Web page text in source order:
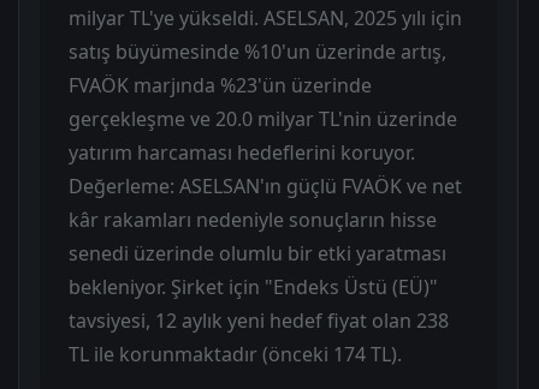
milyar TL'ye yükseldi. ASELSAN, 2025 yılı için
satış büyümesinde %10'un üzerinde artış,
FVAÖK marjında %23'ün üzerinde
gerçekleşme ve 20.0 milyar TL'nin üzerinde
yatırım harcaması hedeflerini koruyor.
Değerleme: ASELSAN'ın güçlü FVAÖK ve net
kâr rakamları nedeniyle sonuçların hisse
senedi üzerinde olumlu bir etki yaratması
bekleniyor. Şirket için "Endeks Üstü (EÜ)"
tavsiyesi, 12 aylık yeni hedef fiyat olan 238
TL ile korunmaktadır (önceki 174 TL).